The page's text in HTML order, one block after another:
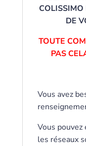
DE
TOUTE
PAS
Vous avez
Vous
les réseaux